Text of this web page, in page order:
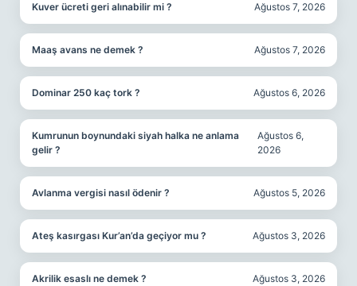
Kuver ücreti geri alınabilir mi ? Ağustos 7, 2026
Maaş avans ne demek ? Ağustos 7, 2026
Dominar 250 kaç tork ? Ağustos 6, 2026
Kumrunun boynundaki siyah halka ne anlama
gelir ?
Ağustos 6,
2026
Avlanma vergisi nasıl ödenir ? Ağustos 5, 2026
Ateş kasırgası Kur’an’da geçiyor mu ? Ağustos 3, 2026
Akrilik esaslı ne demek ? Ağustos 3, 2026